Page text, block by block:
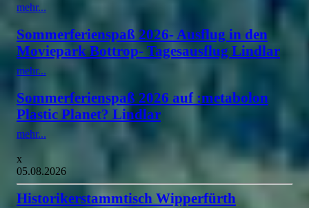
mehr...
Sommerferienspaß 2026- Ausflug in den
Moviepark Bottrop- Tagesausflug Lindlar
mehr...
Sommerferienspaß 2026 auf :metabolon
Plastic Planet? Lindlar
mehr...
x
05.08.2026
Historikerstammtisch Wipperfürth